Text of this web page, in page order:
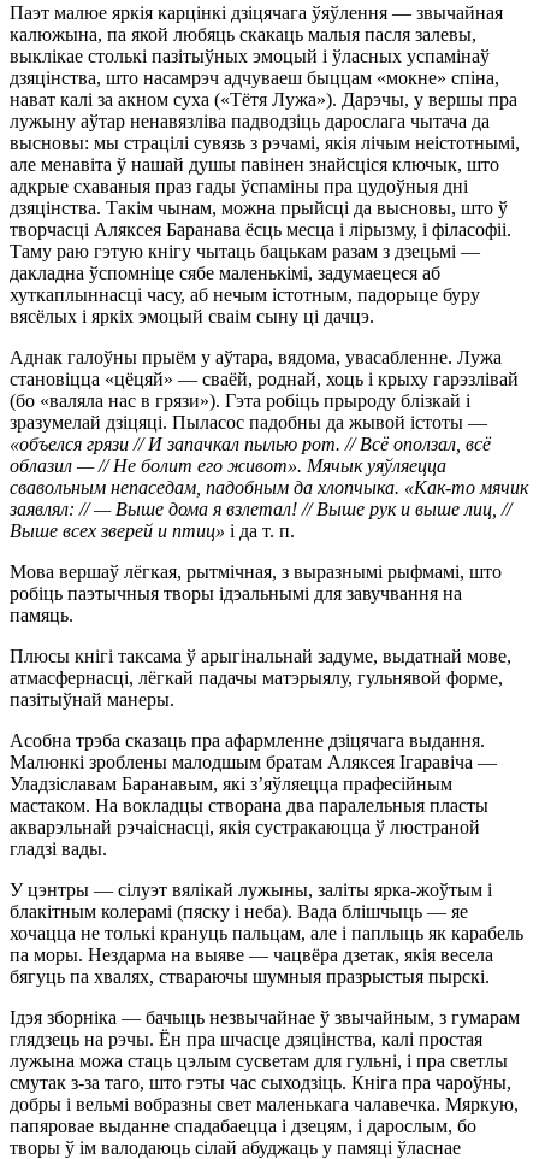
Паэт малюе яркія карцінкі дзіцячага ўяўлення — звычайная
калюжына, па якой любяць скакаць малыя пасля залевы,
выклікае столькі пазітыўных эмоцый і ўласных успамінаў
дзяцінства, што насамрэч адчуваеш быццам «мокне» спіна,
нават калі за акном суха («Тётя Лужа»). Дарэчы, у вершы пра
лужыну аўтар ненавязліва падводзіць дарослага чытача да
высновы: мы страцілі сувязь з рэчамі, якія лічым неістотнымі,
але менавіта ў нашай душы павінен знайсціся ключык, што
адкрые схаваныя праз гады ўспаміны пра цудоўныя дні
дзяцінства. Такім чынам, можна прыйсці да высновы, што ў
творчасці Аляксея Баранава ёсць месца і лірызму, і філасофіі.
Таму раю гэтую кнігу чытаць бацькам разам з дзецьмі —
дакладна ўспомніце сябе маленькімі, задумаецеся аб
хуткаплыннасці часу, аб нечым істотным, падорыце буру
вясёлых і яркіх эмоцый сваім сыну ці дачцэ.
Аднак галоўны прыём у аўтара, вядома, увасабленне. Лужа
становіцца «цёцяй» — сваёй, роднай, хоць і крыху гарэзлівай
(бо «валяла нас в грязи»). Гэта робіць прыроду блізкай і
зразумелай дзіцяці. Пыласос падобны да жывой істоты —
«объелся грязи // И запачкал пылью рот. // Всё оползал, всё
облазил — // Не болит его живот». Мячык уяўляецца
свавольным непаседам, падобным да хлопчыка. «Как-то мячик
заявлял: // — Выше дома я взлетал! // Выше рук и выше лиц, //
Выше всех зверей и птиц» і да т. п.
Мова вершаў лёгкая, рытмічная, з выразнымі рыфмамі, што
робіць паэтычныя творы ідэальнымі для завучвання на
памяць.
Плюсы кнігі таксама ў арыгінальнай задуме, выдатнай мове,
атмасфернасці, лёгкай падачы матэрыялу, гульнявой форме,
пазітыўнай манеры.
Асобна трэба сказаць пра афармленне дзіцячага выдання.
Малюнкі зроблены малодшым братам Аляксея Ігаравіча —
Уладзіславам Баранавым, які з’яўляецца прафесійным
мастаком. На вокладцы створана два паралельныя пласты
акварэльнай рэчаіснасці, якія сустракаюцца ў люстраной
гладзі вады.
У цэнтры — сілуэт вялікай лужыны, заліты ярка-жоўтым і
блакітным колерамі (пяску і неба). Вада блішчыць — яе
хочацца не толькі крануць пальцам, але і паплыць як карабель
па моры. Нездарма на выяве — чацвёра дзетак, якія весела
бягуць па хвалях, ствараючы шумныя празрыстыя пырскі.
Ідэя зборніка — бачыць незвычайнае ў звычайным, з гумарам
глядзець на рэчы. Ён пра шчасце дзяцінства, калі простая
лужына можа стаць цэлым сусветам для гульні, і пра светлы
смутак з-за таго, што гэты час сыходзіць. Кніга пра чароўны,
добры і вельмі вобразны свет маленькага чалавечка. Мяркую,
папяровае выданне спадабаецца і дзецям, і дарослым, бо
творы ў ім валодаюць сілай абуджаць у памяці ўласнае